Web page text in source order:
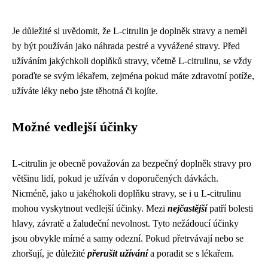
Je důležité si uvědomit, že L-citrulin je doplněk stravy a neměl
by být používán jako náhrada pestré a vyvážené stravy. Před
užíváním jakýchkoli doplňků stravy, včetně L-citrulinu, se vždy
poraďte se svým lékařem, zejména pokud máte zdravotní potíže,
užíváte léky nebo jste těhotná či kojíte.
Možné vedlejší účinky
L-citrulin je obecně považován za bezpečný doplněk stravy pro
většinu lidí, pokud je užíván v doporučených dávkách.
Nicméně, jako u jakéhokoli doplňku stravy, se i u L-citrulinu
mohou vyskytnout vedlejší účinky. Mezi nejčastějšípatří bolesti
hlavy, závratě a žaludeční nevolnost. Tyto nežádoucí účinky
jsou obvykle mírné a samy odezní. Pokud přetrvávají nebo se
zhoršují, je důležité přerušit užívánía poradit se s lékařem.